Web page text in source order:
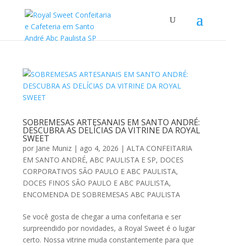
SOBREMESAS ARTESANAIS EM SANTO ANDRÉ:
DESCUBRA AS DELÍCIAS DA VITRINE DA ROYAL
SWEET
por Jane Muniz| ago 4, 2026 | ALTA CONFEITARIA
EM SANTO ANDRÉ, ABC PAULISTA E SP, DOCES
CORPORATIVOS SÃO PAULO E ABC PAULISTA,
DOCES FINOS SÃO PAULO E ABC PAULISTA,
ENCOMENDA DE SOBREMESAS ABC PAULISTA
Se você gosta de chegar a uma confeitaria e ser
surpreendido por novidades, a Royal Sweet é o lugar
certo. Nossa vitrine muda constantemente para que